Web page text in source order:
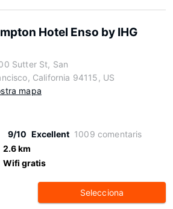
Hotel Enso by IHG
Sutter St, San
California 94115, US
mapa
9/10 Excellent 1009 comentaris
2.6 km
Wifi gratis
Selecciona